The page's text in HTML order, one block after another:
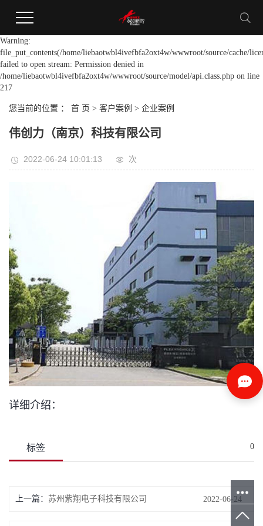
Warning:
file_put_contents(/home/liebaotwbl4ivefbfa2oxt4w/wwwroot/source/cache/
failed to open stream: Permission denied in
/home/liebaotwbl4ivefbfa2oxt4w/wwwroot/source/model/api.class.php on line
217
您当前的位置 ： 首 页 > 客户案例 > 企业案例
伟创力（南京）科技有限公司
2022-06-24 10:01:13 次
详细介绍：
标签 0
上一篇： 苏州紫翔电子科技有限公司 2022-06-24